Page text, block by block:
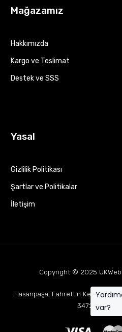
Mağazamız
Hakkımızda
Kargo ve Teslimat
Destek ve SSS
Yasal
Gizlilik Politikası
Şartlar ve Politikalar
İletişim
Copyright © 2025 UKWeb
Hasanpaşa, Fahrettin Kerim
34722var?